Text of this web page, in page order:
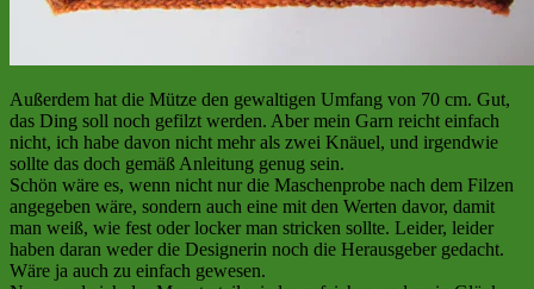
Außerdem hat die Mütze den gewaltigen Umfang von 70 cm. Gut,
das Ding soll noch gefilzt werden. Aber mein Garn reicht einfach
nicht, ich habe davon nicht mehr als zwei Knäuel, und irgendwie
sollte das doch gemäß Anleitung genug sein.
Schön wäre es, wenn nicht nur die Maschenprobe nach dem Filzen
angegeben wäre, sondern auch eine mit den Werten davor, damit
man weiß, wie fest oder locker man stricken sollte. Leider, leider
haben daran weder die Designerin noch die Herausgeber gedacht.
Wäre ja auch zu einfach gewesen.